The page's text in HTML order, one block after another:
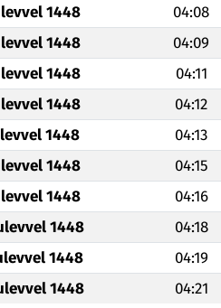
1448 04:08
1448 04:09
1448 04:11
1448 04:12
1448 04:13
1448 04:15
1448 04:16
1448 04:18
1448 04:19
1448 04:21